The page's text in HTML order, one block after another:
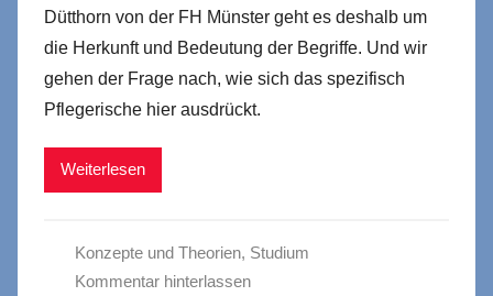
Dütthorn von der FH Münster geht es deshalb um
die Herkunft und Bedeutung der Begriffe. Und wir
gehen der Frage nach, wie sich das spezifisch
Pflegerische hier ausdrückt.
Weiterlesen
Konzepte und Theorien, Studium
Kommentar hinterlassen